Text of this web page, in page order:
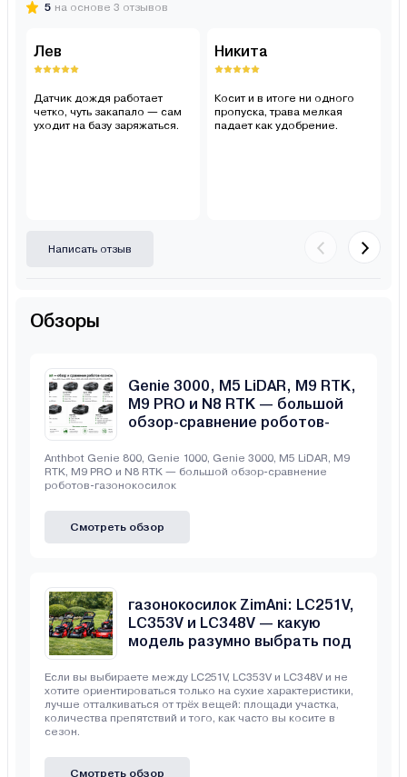
5 на основе 3 отзывов
Лев
Датчик дождя работает
четко, чуть закапало — сам
уходит на базу заряжаться.
Никита
Косит и в итоге ни одного
пропуска, трава мелкая
падает как удобрение.
Написать отзыв
Обзоры
Genie 3000, M5 LiDAR, M9 RTK,
M9 PRO и N8 RTK — большой
обзор-сравнение роботов-
Anthbot Genie 800, Genie 1000, Genie 3000, M5 LiDAR, M9
RTK, M9 PRO и N8 RTK — большой обзор-сравнение
роботов-газонокосилок
Смотреть обзор
газонокосилок ZimAni: LC251V,
LC353V и LC348V — какую
модель разумно выбрать под
Если вы выбираете между LC251V, LC353V и LC348V и не
хотите ориентироваться только на сухие характеристики,
лучше отталкиваться от трёх вещей: площади участка,
количества препятствий и того, как часто вы косите в
сезон.
Смотреть обзор